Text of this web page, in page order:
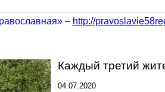
– http://
Каждый третий
04.07.2020